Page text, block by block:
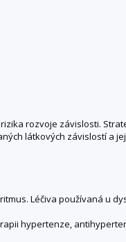
rozvoje závislosti.
látkových závislostí a
Léčiva používaná u
hypertenze,